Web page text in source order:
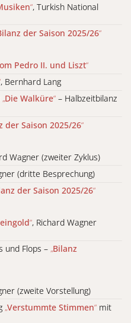
“, Turkish National
der Saison 2025/26“
Pedro II. und Liszt“
, Bernhard Lang
„Die Walküre“ – Halbzeitbilanz
der Saison 2025/26“
Wagner (zweiter Zyklus)
(dritte Besprechung)
der Saison 2025/26“
“, Richard Wagner
und Flops – „Bilanz
(zweite Vorstellung)
„Verstummte Stimmen“ mit